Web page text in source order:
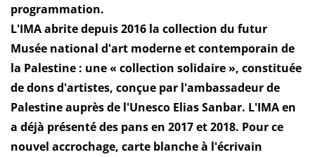
programmation.
L'IMA abrite depuis 2016 la collection du futur
Musée national d'art moderne et contemporain de
la Palestine : une « collection solidaire », constituée
de dons d'artistes, conçue par l'ambassadeur de
Palestine auprès de l'Unesco Elias Sanbar. L'IMA en
a déjà présenté des pans en 2017 et 2018. Pour ce
nouvel accrochage, carte blanche à l'écrivain